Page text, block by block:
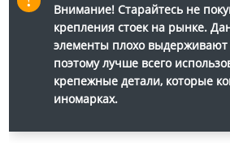
Внимание! Старайтесь не
крепления стоек на рынке.
элементы плохо выдерживают
поэтому лучше всего
крепежные детали, которые
иномарках.